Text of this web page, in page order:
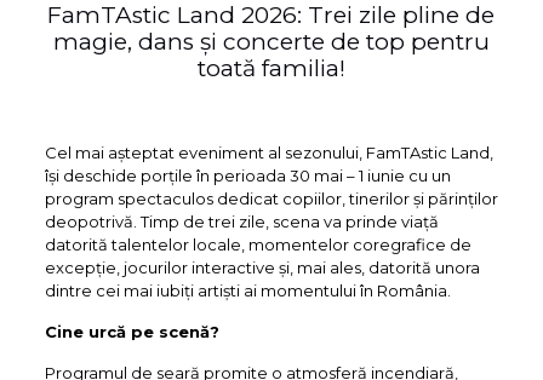
FamTAstic Land 2026: Trei zile pline de
magie, dans și concerte de top pentru
toată familia!
Cel mai așteptat eveniment al sezonului, FamTAstic Land,
își deschide porțile în perioada 30 mai – 1 iunie cu un
program spectaculos dedicat copiilor, tinerilor și părinților
deopotrivă. Timp de trei zile, scena va prinde viață
datorită talentelor locale, momentelor coregrafice de
excepție, jocurilor interactive și, mai ales, datorită unora
dintre cei mai iubiți artiști ai momentului în România.
Cine urcă pe scenă?
Programul de seară promite o atmosferă incendiară,